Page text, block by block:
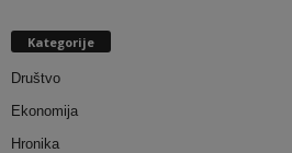
Kategorije
Društvo
Ekonomija
Hronika